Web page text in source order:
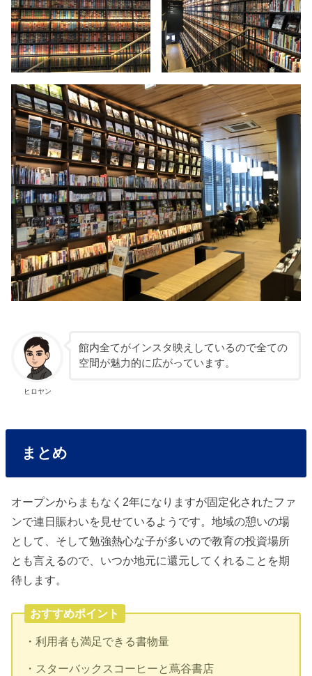
ヒロヤン
館内全てがインスタ映えしているので全ての
空間が魅力的に広がっています。
まとめ
オープンからまもなく2年になりますが固定化されたファ
ンで連日賑わいを見せているようです。地域の憩いの場
として、そして勉強熱心な子が多いので教育の投資場所
とも言えるので、いつか地元に還元してくれることを期
待します。
おすすめポイント
・利用者も満足できる書物量
・スターバックスコーヒーと蔦谷書店